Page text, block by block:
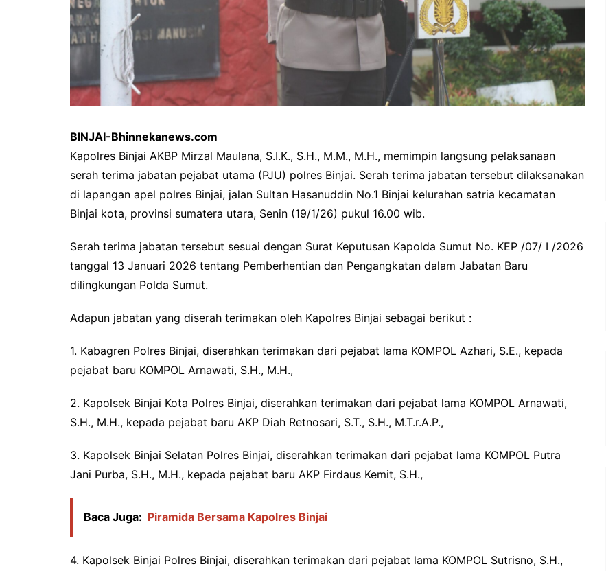
BINJAI-Bhinnekanews.com
Kapolres Binjai AKBP Mirzal Maulana, S.I.K., S.H., M.M., M.H., memimpin langsung pelaksanaan
serah terima jabatan pejabat utama (PJU) polres Binjai. Serah terima jabatan tersebut dilaksanakan
di lapangan apel polres Binjai, jalan Sultan Hasanuddin No.1 Binjai kelurahan satria kecamatan
Binjai kota, provinsi sumatera utara, Senin (19/1/26) pukul 16.00 wib.
Serah terima jabatan tersebut sesuai dengan Surat Keputusan Kapolda Sumut No. KEP /07/ I /2026
tanggal 13 Januari 2026 tentang Pemberhentian dan Pengangkatan dalam Jabatan Baru
dilingkungan Polda Sumut.
Adapun jabatan yang diserah terimakan oleh Kapolres Binjai sebagai berikut :
1. Kabagren Polres Binjai, diserahkan terimakan dari pejabat lama KOMPOL Azhari, S.E., kepada
pejabat baru KOMPOL Arnawati, S.H., M.H.,
2. Kapolsek Binjai Kota Polres Binjai, diserahkan terimakan dari pejabat lama KOMPOL Arnawati,
S.H., M.H., kepada pejabat baru AKP Diah Retnosari, S.T., S.H., M.T.r.A.P.,
3. Kapolsek Binjai Selatan Polres Binjai, diserahkan terimakan dari pejabat lama KOMPOL Putra
Jani Purba, S.H., M.H., kepada pejabat baru AKP Firdaus Kemit, S.H.,
Baca Juga: Piramida Bersama Kapolres Binjai
4. Kapolsek Binjai Polres Binjai, diserahkan terimakan dari pejabat lama KOMPOL Sutrisno, S.H.,